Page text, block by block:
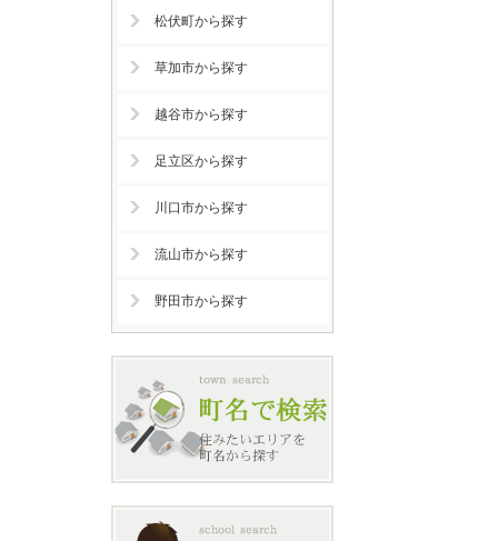
松伏町から探す
草加市から探す
越谷市から探す
足立区から探す
川口市から探す
流山市から探す
野田市から探す